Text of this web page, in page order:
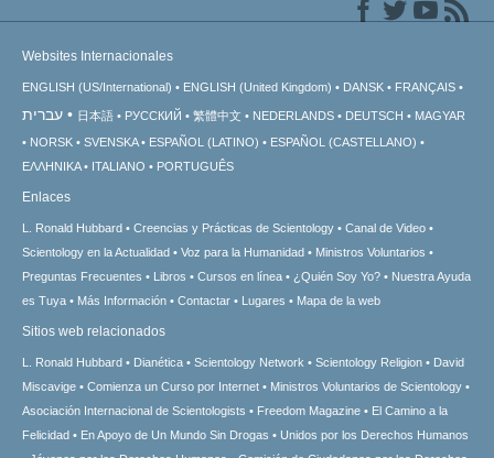
Websites Internacionales
ENGLISH (US/International) ENGLISH (United Kingdom) DANSK FRANÇAIS
עברית 日本語 РУССКИЙ 繁體中文 NEDERLANDS DEUTSCH
MAGYAR
NORSK
SVENSKA ESPAÑOL (LATINO)
ESPAÑOL (CASTELLANO)
ΕΛΛΗΝΙΚA
ITALIANO PORTUGUÊS
Enlaces
L. Ronald Hubbard Creencias y Prácticas de Scientology
Canal de Video
Scientology en la Actualidad
Voz para la Humanidad
Ministros Voluntarios
Preguntas Frecuentes
Libros Cursos en línea ¿Quién Soy Yo?
Nuestra Ayuda
es Tuya
Más Información Contactar Lugares Mapa de la web
Sitios web relacionados
L. Ronald Hubbard Dianética Scientology Network Scientology Religion
David
Miscavige
Comienza un Curso por Internet
Ministros Voluntarios de Scientology
Asociación Internacional de Scientologists
Freedom Magazine
El Camino a la
Felicidad
En Apoyo de Un Mundo Sin Drogas
Unidos por los Derechos Humanos